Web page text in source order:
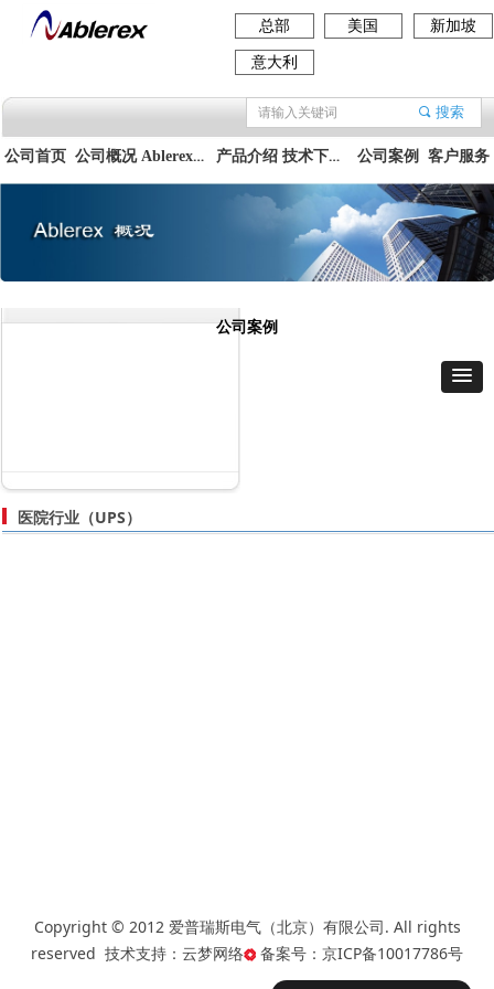
끠 搜索
公司首页 公司概况 Ablerex集团 产品介绍 技术下载资料 公司案例 客户服务
总部 美国 新加坡
意大利
医院行业（UPS）
公司案例
Copyright © 2012 爱普瑞斯电气（北京）有限公司. All rights
reserved 技术支持： 云梦网络 备案号： 京ICP备10017786号